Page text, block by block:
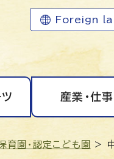
Foreign
産業・仕事
育園・認定こども園 >